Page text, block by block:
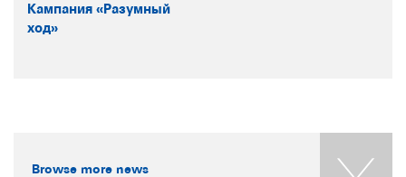
Кампания «Разумный
ход»
Browse more news